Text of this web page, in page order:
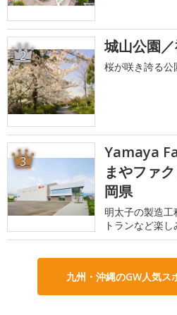
2 城山公園
桜が咲き誇る公
3
Yamaya
まやファ
岡県
明太子の製造
トランなど楽
九州・沖縄のGW人気ス